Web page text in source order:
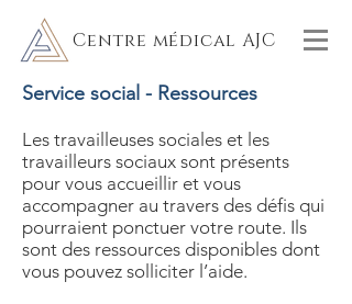
Centre médical AJC
Service social - Ressources
Les travailleuses sociales et les
travailleurs sociaux sont présents
pour vous accueillir et vous
accompagner au travers des défis qui
pourraient ponctuer votre route. Ils
sont des ressources disponibles dont
vous pouvez solliciter l’aide.